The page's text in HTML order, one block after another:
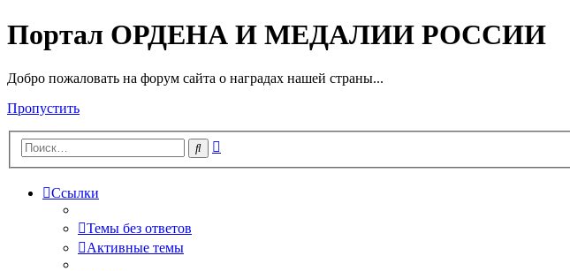
Портал ОРДЕНА И МЕДАЛИИ РОССИИ
Добро пожаловать на форум сайта о наградах нашей страны...
Пропустить
Поиск
Ссылки
Темы без ответов
Активные темы